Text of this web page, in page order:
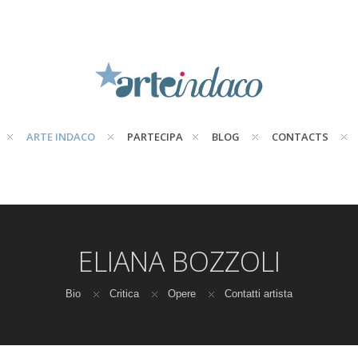
ARTE INDACO PARTECIPA BLOG CONTACTS
ELIANA BOZZOLI
Bio Critica Opere Contatti artista